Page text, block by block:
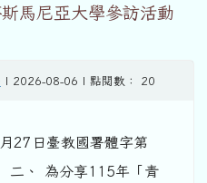
馬尼亞大學參訪活動
| 2026-08-06 | 點閱數： 20
27日臺教國署體字第
二、 為分享115年「青